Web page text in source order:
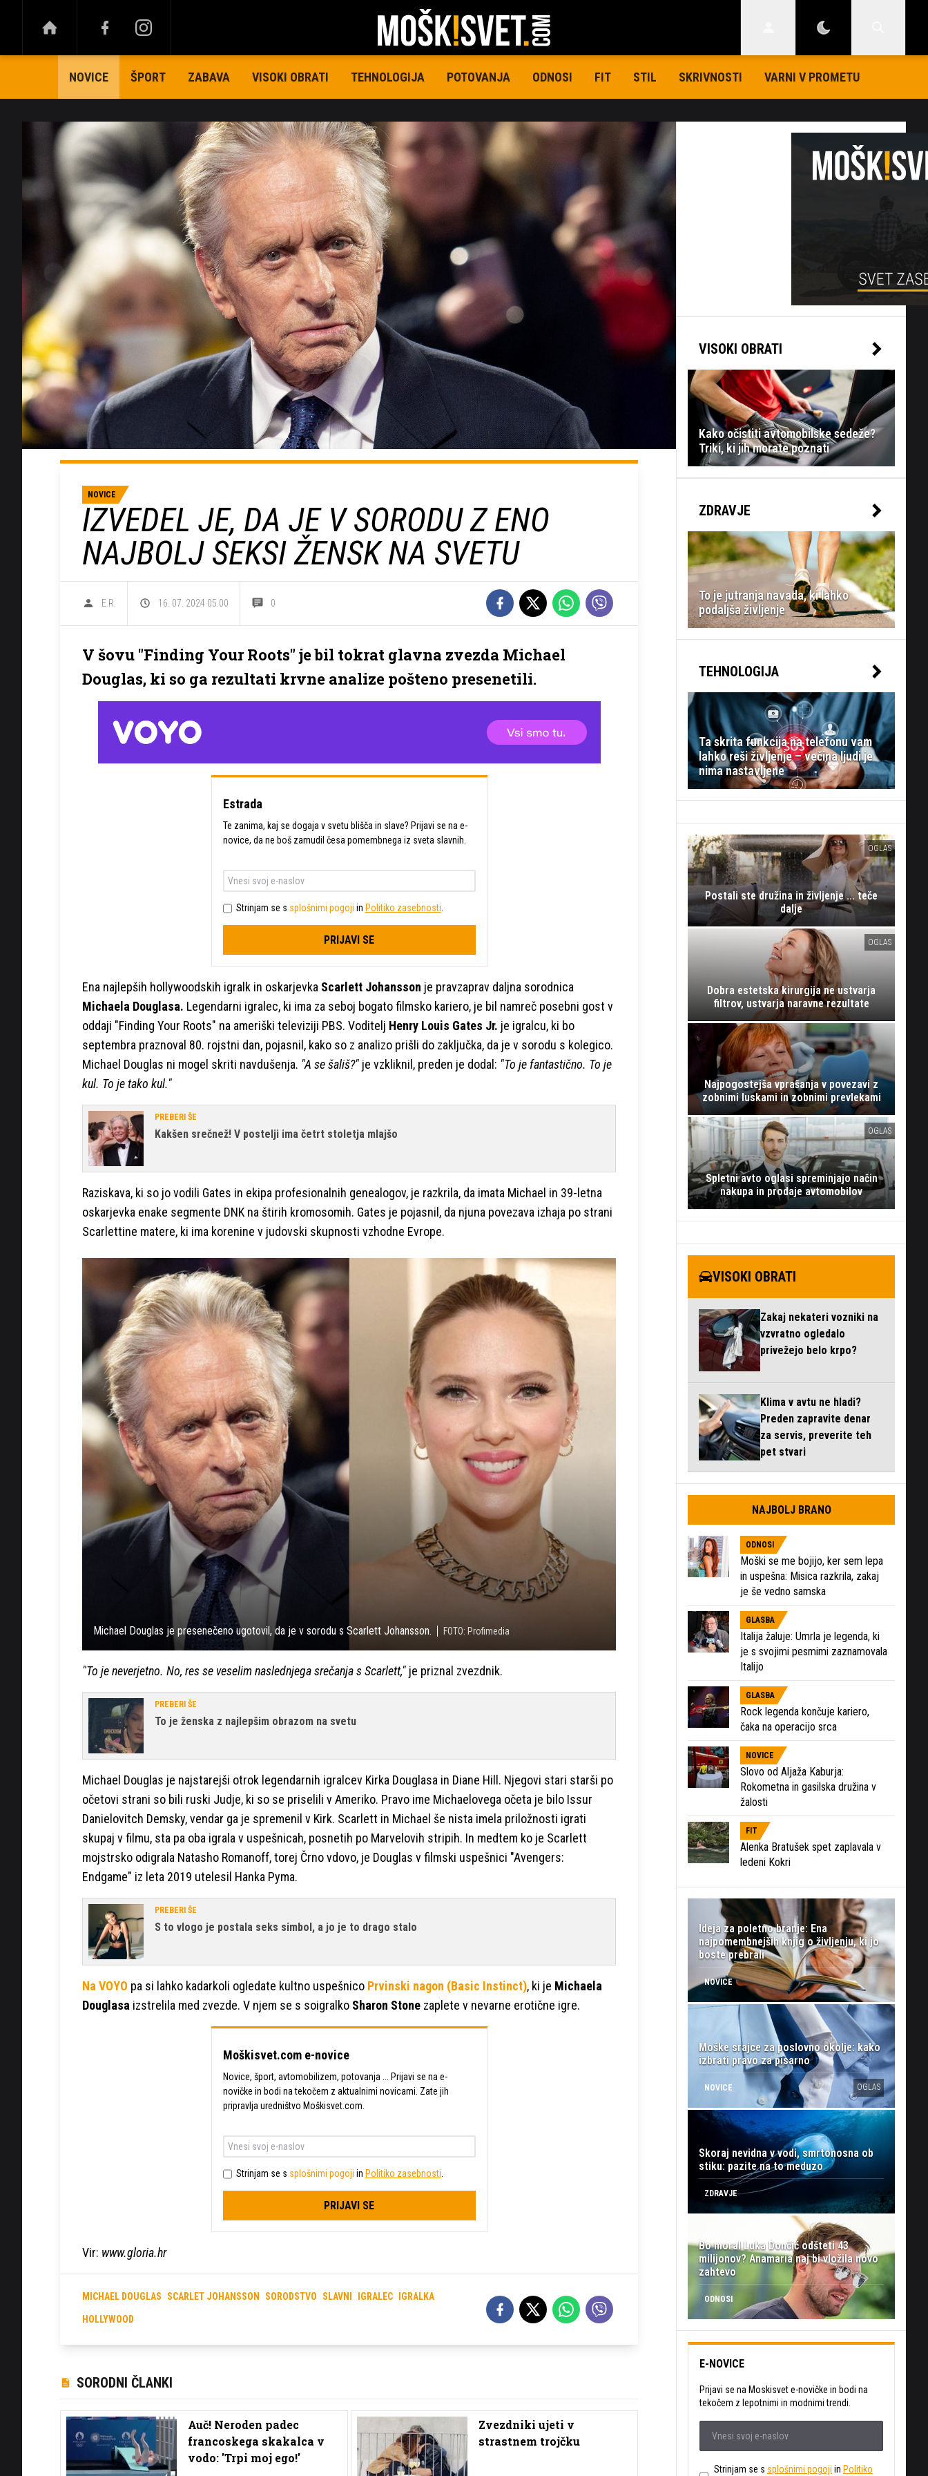
NOVICE ŠPORT ZABAVA VISOKI OBRATI TEHNOLOGIJA POTOVANJA ODNOSI FIT STIL SKRIVNOSTI VARNI V PROMETU
NOVICE
IZVEDEL JE, DA JE V SORODU Z ENO
NAJBOLJ SEKSI ŽENSK NA SVETU
E.R. 16. 07. 2024 05.00 0
V šovu "Finding Your Roots" je bil tokrat glavna zvezda Michael
Douglas, ki so ga rezultati krvne analize pošteno presenetili.
Estrada
Te zanima, kaj se dogaja v svetu blišča in slave? Prijavi se na e-
novice, da ne boš zamudil česa pomembnega iz sveta slavnih.
Strinjam se s splošnimi pogoji in Politiko zasebnosti
PRIJAVI SE
Ena najlepših hollywoodskih igralk in oskarjevka Scarlett Johansson je pravzaprav daljna sorodnica
Michaela Douglasa. Legendarni igralec, ki ima za seboj bogato filmsko kariero, je bil namreč posebni gost v
oddaji "Finding Your Roots" na ameriški televiziji PBS. Voditelj Henry Louis Gates Jr. je igralcu, ki bo
septembra praznoval 80. rojstni dan, pojasnil, kako so z analizo prišli do zaključka, da je v sorodu s kolegico.
Michael Douglas ni mogel skriti navdušenja. "A se šališ?" je vzkliknil, preden je dodal: "To je fantastično. To je
kul. To je tako kul."
PREBERI ŠE
Kakšen srečnež! V postelji ima četrt stoletja mlajšo
Raziskava, ki so jo vodili Gates in ekipa profesionalnih genealogov, je razkrila, da imata Michael in 39-letna
oskarjevka enake segmente DNK na štirih kromosomih. Gates je pojasnil, da njuna povezava izhaja po strani
Scarlettine matere, ki ima korenine v judovski skupnosti vzhodne Evrope.
Michael Douglas je presenečeno ugotovil, da je v sorodu s Scarlett Johansson. FOTO: Profimedia
"To je neverjetno. No, res se veselim naslednjega srečanja s Scarlett," je priznal zvezdnik.
PREBERI ŠE
To je ženska z najlepšim obrazom na svetu
Michael Douglas je najstarejši otrok legendarnih igralcev Kirka Douglasa in Diane Hill. Njegovi stari starši po
očetovi strani so bili ruski Judje, ki so se priselili v Ameriko. Pravo ime Michaelovega očeta je bilo Issur
Danielovitch Demsky, vendar ga je spremenil v Kirk. Scarlett in Michael še nista imela priložnosti igrati
skupaj v filmu, sta pa oba igrala v uspešnicah, posnetih po Marvelovih stripih. In medtem ko je Scarlett
mojstrsko odigrala Natasho Romanoff, torej Črno vdovo, je Douglas v filmski uspešnici "Avengers:
Endgame" iz leta 2019 utelesil Hanka Pyma.
PREBERI ŠE
S to vlogo je postala seks simbol, a jo je to drago stalo
Na VOYO pa si lahko kadarkoli ogledate kultno uspešnico Prvinski nagon (Basic Instinct), ki je Michaela
Douglasa izstrelila med zvezde. V njem se s soigralko Sharon Stone zaplete v nevarne erotične igre.
Moškisvet.com e-novice
Novice, šport, avtomobilizem, potovanja ... Prijavi se na e-
novičke in bodi na tekočem z aktualnimi novicami. Zate jih
pripravlja uredništvo Moškisvet.com.
Strinjam se s splošnimi pogoji in Politiko zasebnosti.
PRIJAVI SE
Vir: www.gloria.hr
MICHAEL DOUGLAS SCARLET JOHANSSON SORODSTVO SLAVNI IGRALEC IGRALKA
HOLLYWOOD
SORODNI ČLANKI
Auč! Neroden padec
francoskega skakalca v
vodo: 'Trpi moj ego!'
Zvezdniki ujeti v
strastnem trojčku
VISOKI OBRATI
Kako očistiti avtomobilske sedeže?
Triki, ki jih morate poznati
ZDRAVJE
To je jutranja navada, ki lahko
podaljša življenje
TEHNOLOGIJA
Ta skrita funkcija na telefonu vam
lahko reši življenje – večina ljudi je
nima nastavljene
OGLAS
Postali ste družina in življenje ... teče
dalje
OGLAS
Dobra estetska kirurgija ne ustvarja
filtrov, ustvarja naravne rezultate
Najpogostejša vprašanja v povezavi z
zobnimi luskami in zobnimi prevlekami
OGLAS
Spletni avto oglasi spreminjajo način
nakupa in prodaje avtomobilov
VISOKI OBRATI
Zakaj nekateri vozniki na
vzvratno ogledalo
privežejo belo krpo?
Klima v avtu ne hladi?
Preden zapravite denar
za servis, preverite teh
pet stvari
NAJBOLJ BRANO
ODNOSI
Moški se me bojijo, ker sem lepa
in uspešna: Misica razkrila, zakaj
je še vedno samska
GLASBA
Italija žaluje: Umrla je legenda, ki
je s svojimi pesmimi zaznamovala
Italijo
GLASBA
Rock legenda končuje kariero,
čaka na operacijo srca
NOVICE
Slovo od Aljaža Kaburja:
Rokometna in gasilska družina v
žalosti
FIT
Alenka Bratušek spet zaplavala v
ledeni Kokri
Ideja za poletno branje: Ena
najpomembnejših knjig o življenju, ki jo
boste prebrali
NOVICE
Moške srajce za poslovno okolje: kako
izbrati pravo za pisarno
NOVICE OGLAS
Skoraj nevidna v vodi, smrtonosna ob
stiku: pazite na to meduzo
ZDRAVJE
Bo moral Luka Dončić odšteti 43
milijonov? Anamaria naj bi vložila novo
zahtevo
ODNOSI
E-NOVICE
Prijavi se na Moskisvet e-novičke in bodi na
tekočem z lepotnimi in modnimi trendi.
Strinjam se s splošnimi pogoji in Politiko